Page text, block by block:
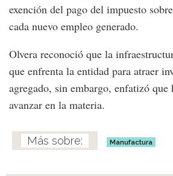
exención del pago del impuesto
cada nuevo empleo generado.
Olvera reconoció que la
que enfrenta la entidad para atraer
agregado, sin embargo, enfatizó que
avanzar en la materia.
Manufactura